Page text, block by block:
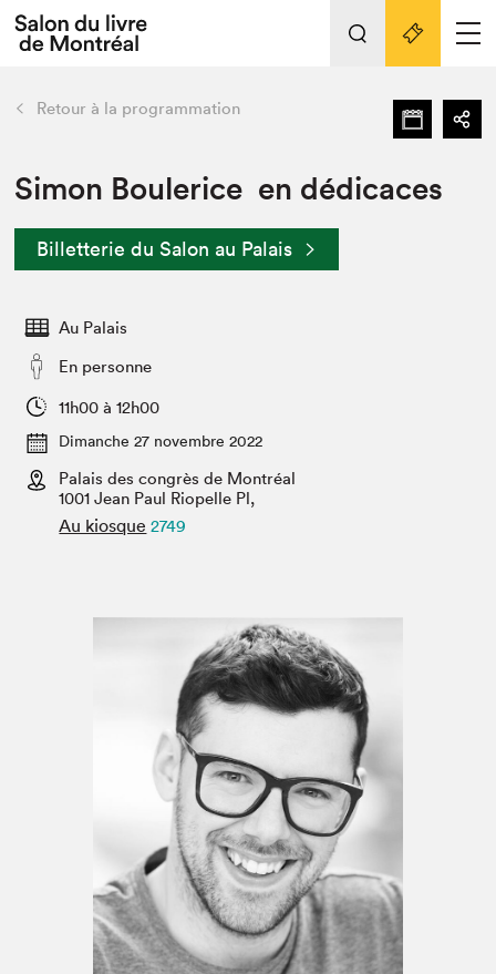
Espace exposant⋅e⋅s
Espace enseignant·e·s
Espace médias
L'événement
Préparer sa visite au Salon
Actualités
SLM PRO
retour Nos activités
Préparer sa visite
Salon dans la ville et en ligne
Projets partenaires
Liens pratiques
Retour à la programmation
Simon Boulerice en dédicaces
Billetterie du Salon au Palais
Au Palais
En personne
11h00 à 12h00
Dimanche 27 novembre 2022
Palais des congrès de Montréal
1001 Jean Paul Riopelle Pl,
Au kiosque 2749